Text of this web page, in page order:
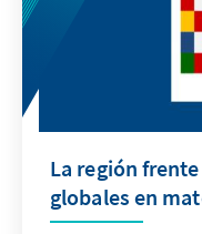
La región
globales en